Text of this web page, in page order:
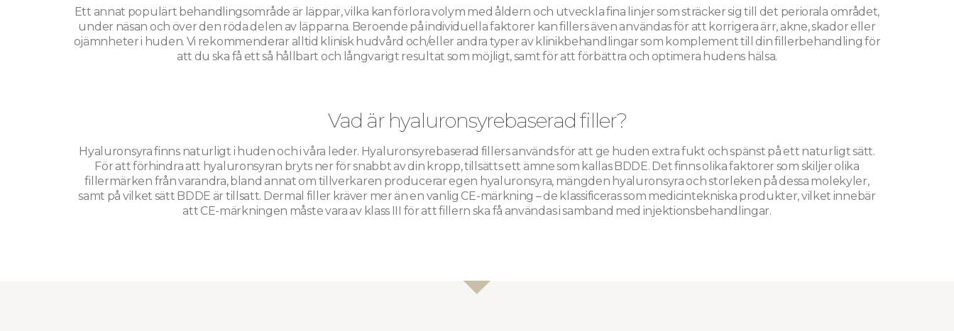
Ett annat populärt behandlingsområde är läppar, vilka kan förlora volym med åldern och utveckla fina linjer som sträcker sig till det periorala området,
under näsan och över den röda delen av läpparna. Beroende på individuella faktorer kan fillers även användas för att korrigera ärr, akne, skador eller
ojämnheter i huden. Vi rekommenderar alltid klinisk hudvård och/eller andra typer av klinikbehandlingar som komplement till din fillerbehandling för
att du ska få ett så hållbart och långvarigt resultat som möjligt, samt för att förbättra och optimera hudens hälsa.
Vad är hyaluronsyrebaserad filler?
Hyaluronsyra finns naturligt i huden och i våra leder. Hyaluronsyrebaserad fillers används för att ge huden extra fukt och spänst på ett naturligt sätt.
För att förhindra att hyaluronsyran bryts ner för snabbt av din kropp, tillsätts ett ämne som kallas BDDE. Det finns olika faktorer som skiljer olika
fillermärken från varandra, bland annat om tillverkaren producerar egen hyaluronsyra, mängden hyaluronsyra och storleken på dessa molekyler,
samt på vilket sätt BDDE är tillsatt. Dermal filler kräver mer än en vanlig CE-märkning – de klassificeras som medicintekniska produkter, vilket innebär
att CE-märkningen måste vara av klass III för att fillern ska få användas i samband med injektionsbehandlingar.